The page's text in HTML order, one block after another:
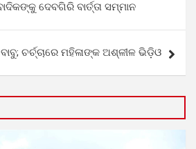
ଦେବଗିରି ବାର୍ତ୍ତା ସମ୍ମାନ
ଚର୍ଚ୍ଚାରେ ମହିଳାଙ୍କ ଅଶ୍ଳୀଳ ଭିଡ଼ିଓ